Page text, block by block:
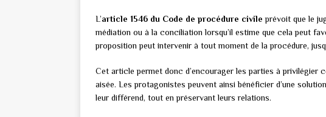
L’article 1546 du Code de procédure civile prévoit que le
médiation ou à la conciliation lorsqu’il estime que cela peut
proposition peut intervenir à tout moment de la procédure,
Cet article permet donc d’encourager les parties à privilégier
aisée. Les protagonistes peuvent ainsi bénéficier d’une
leur différend, tout en préservant leurs relations.